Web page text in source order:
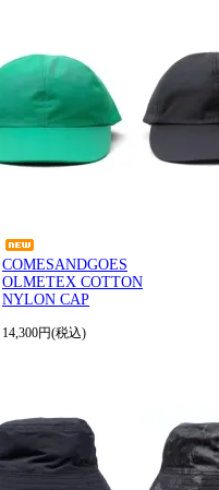
COMESANDGOES
OLMETEX COTTON
NYLON CAP
14,300円(税込)